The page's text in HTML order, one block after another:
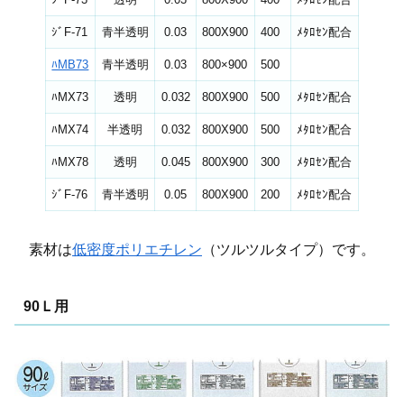
ｼﾞF-71 青半透明 0.03 800X900 400 ﾒﾀﾛｾﾝ配合
ﾊMB73 青半透明 0.03 800×900 500
ﾊMX73 透明 0.032 800X900 500 ﾒﾀﾛｾﾝ配合
ﾊMX74 半透明 0.032 800X900 500 ﾒﾀﾛｾﾝ配合
ﾊMX78 透明 0.045 800X900 300 ﾒﾀﾛｾﾝ配合
ｼﾞF-76 青半透明 0.05 800X900 200 ﾒﾀﾛｾﾝ配合
素材は低密度ポリエチレン （ツルツルタイプ）です。
90Ｌ用